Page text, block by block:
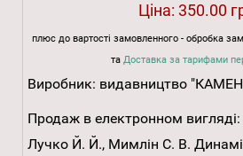
Ціна: 350.00
плюс до вартості замовленного - обробка
та Доставка за тарифами
Виробник: видавництво
Продаж в електронном вигляді:
Лучко Й. Й., Мимлін С. В.